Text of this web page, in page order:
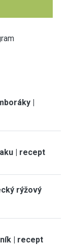
|
| recept
rýžový
| recept